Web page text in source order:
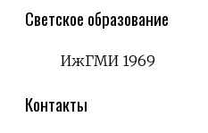
Светское образование
ИжГМИ 1969
Контакты